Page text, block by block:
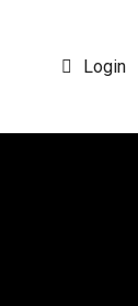
Login